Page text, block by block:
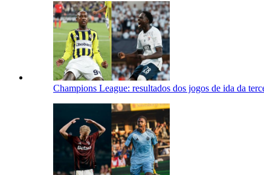
Champions League: resultados dos jogos de ida da